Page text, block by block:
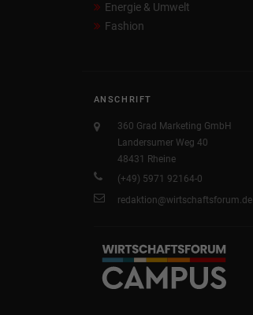
Energie & Umwelt
Fashion
ANSCHRIFT
360 Grad Marketing GmbH
Landersumer Weg 40
48431 Rheine
(+49) 5971 92164-0
redaktion@wirtschaftsforum.de